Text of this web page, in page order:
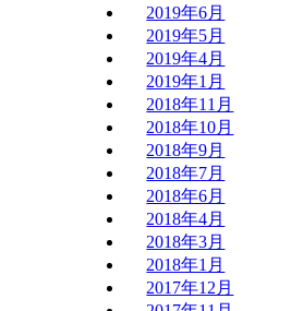
2019年6月
2019年5月
2019年4月
2019年1月
2018年11月
2018年10月
2018年9月
2018年7月
2018年6月
2018年4月
2018年3月
2018年1月
2017年12月